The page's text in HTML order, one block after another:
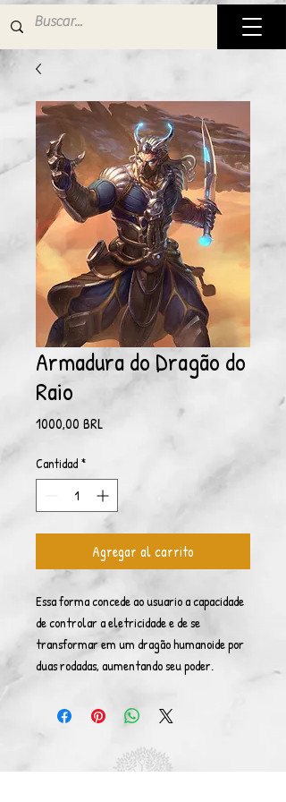
Armadura do Dragão do
Raio
1000,00 BRLPrecio
Cantidad *
Agregar al carrito
Essa forma concede ao usuario a capacidade
de controlar a eletricidade e de se
transformar em um dragão humanoide por
duas rodadas, aumentando seu poder.